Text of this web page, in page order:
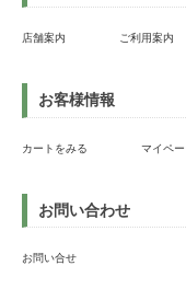
店舗案内 ご利用案内
お客様情報
カートをみる マイペ
お問い合わせ
お問い合せ